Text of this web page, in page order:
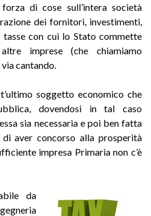
di cose sull’intera società
dei fornitori, investimenti,
tasse con cui lo Stato commette
imprese (che chiamiamo
cantando.
soggetto economico che
dovendosi in tal caso
sia necessaria e poi ben fatta
aver concorso alla prosperità
impresa Primaria non c’è
da